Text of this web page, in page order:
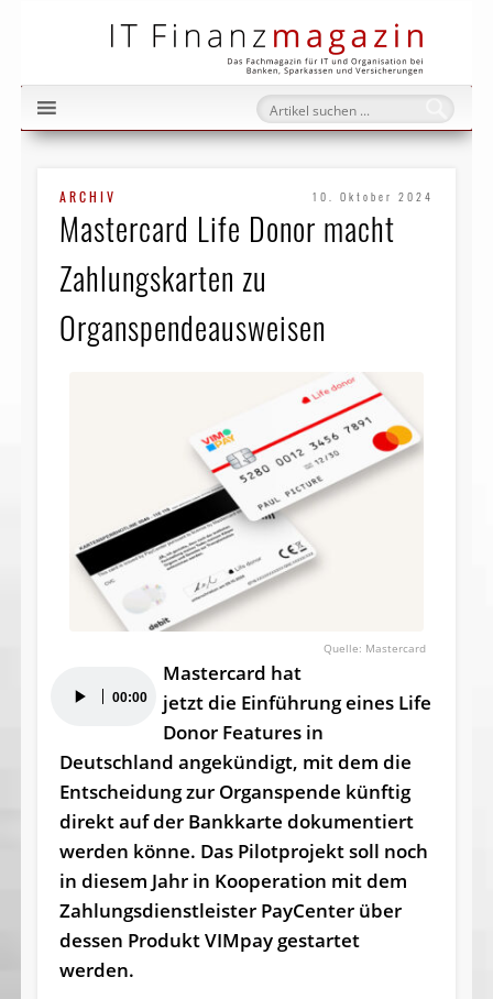
ARCHIV 10. Oktober 2024
Mastercard Life Donor macht
Zahlungskarten zu
Organspendeausweisen
Mastercard
Player 00:00
Mastercard hat
jetzt die Einführung eines Life
Donor Features in
Deutschland angekündigt, mit dem die
Entscheidung zur Organspende künftig
direkt auf der Bankkarte dokumentiert
werden könne. Das Pilotprojekt soll noch
in diesem Jahr in Kooperation mit dem
Zahlungsdienstleister PayCenter über
dessen Produkt VIMpay gestartet
werden.